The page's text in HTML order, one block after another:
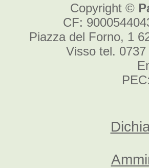
Copyright ©
CF:
Piazza del Forno, 1
Visso tel.